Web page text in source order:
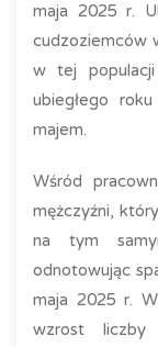
maja 2025 r.
cudzoziemców
w tej
ubiegłego
majem.
Wśród
mężczyźni,
na tym
odnotowując
maja 2025 r.
wzrost